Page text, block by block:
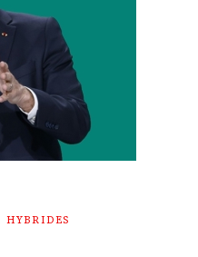
HYBRIDES